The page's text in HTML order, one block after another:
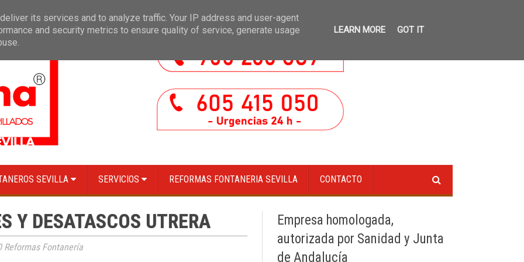
SEVILLA SERVICIOS REFORMAS FONTANERIA SEVILLA CONTACTO
Y DESATASCOS UTRERA
Reformas Fontanería
Empresa homologada,
autorizada por Sanidad y Junta
de Andalucía
its services and to analyze traffic. Your IP address and user-agent
and security metrics to ensure quality of service, generate usage
LEARN MORE GOT IT